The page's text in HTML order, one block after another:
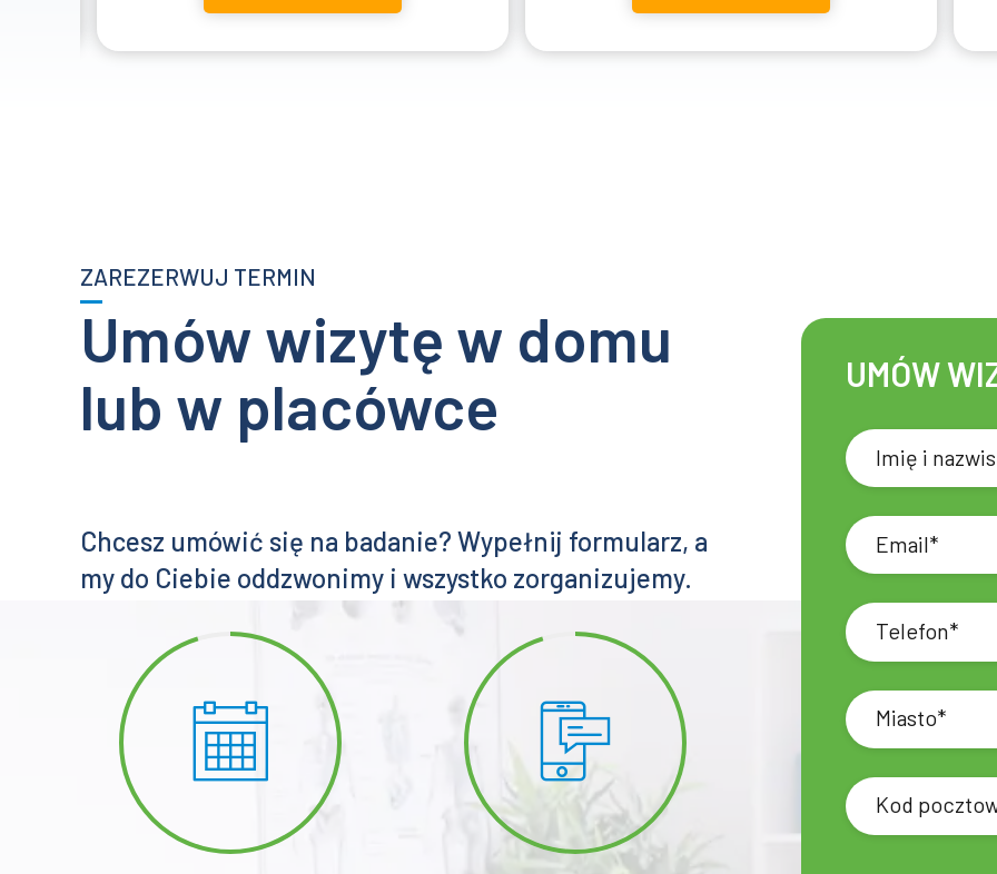
do
do
ZAREZERWUJ TERMIN
Umów wizytę w domu
lub w placówce
Chcesz umówić się na badanie? Wypełnij formularz, a
my do Ciebie oddzwonimy i wszystko zorganizujemy.
UMÓW